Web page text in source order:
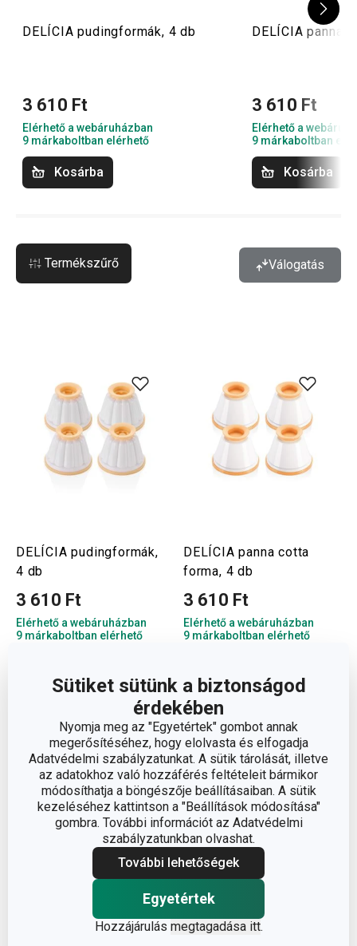
Sütiket sütünk a biztonságod
érdekében
Nyomja meg az "Egyetértek" gombot annak
megerősítéséhez, hogy elolvasta és elfogadja
Adatvédelmi szabályzatunkat. A sütik tárolását, illetve
az adatokhoz való hozzáférés feltételeit bármikor
módosíthatja a böngészője beállításaiban. A sütik
kezeléséhez kattintson a "Beállítások módosítása"
gombra. További információt az Adatvédelmi
szabályzatunkban olvashat.
További lehetőségek
Egyetértek
Hozzájárulás megtagadása itt.
DELÍCIA pudingformák, 4 db
3 610 Ft
Elérhető a webáruházban
9 márkaboltban elérhető
Kosárba
DELÍCIA panna
3 610 Ft
Elérhető a
9 márkaboltban
Kosárba
Termékszűrő Válogatás
DELÍCIA pudingformák,
4 db
3 610 Ft
Elérhető a webáruházban
9 márkaboltban elérhető
DELÍCIA panna cotta
forma, 4 db
3 610 Ft
Elérhető a webáruházban
9 márkaboltban elérhető
DELÍCIA méhkaptárforma
DELÍCIA töltött